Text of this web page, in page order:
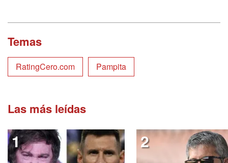
Temas
RatingCero.com Pampita
Las más leídas